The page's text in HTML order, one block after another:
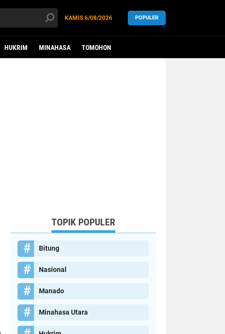
KAMIS 6/08/2026 POPULER
HUKRIM MINAHASA TOMOHON
TOPIK POPULER
Bitung
Nasional
Manado
Minahasa Utara